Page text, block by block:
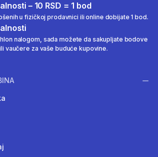
– 10 RSD = 1 bod
u fizičkoj prodavnici ili online dobijate 1 bod.
nalogom, sada možete da sakupljate bodove
vaučere za vaše buduće kupovine.